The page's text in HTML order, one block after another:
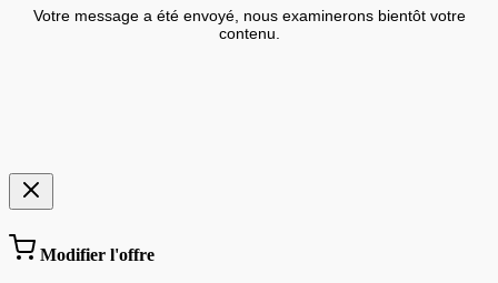
Votre message a été envoyé, nous examinerons bientôt votre
contenu.
Modifier l'offre